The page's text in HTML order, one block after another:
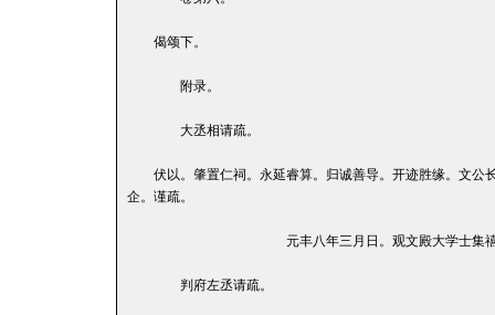
偈颂下。
附录。
大丞相请疏。
伏以。肇置仁祠。永延睿算。归诚善导。开迹胜缘。文公
企。谨疏。
元丰八年三月日。观文殿大学士集禧观使守司
判府左丞请疏。